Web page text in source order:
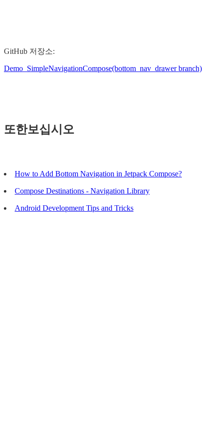
GitHub 저장소:
Demo_SimpleNavigationCompose(bottom_nav_drawer branch)
또한보십시오
How to Add Bottom Navigation in Jetpack Compose?
Compose Destinations - Navigation Library
Android Development Tips and Tricks